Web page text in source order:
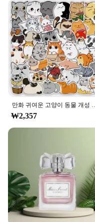
Quantity: Available
stocking up
Performance and
remove, leaving no
Shape and Size:
body parts and
Features:
|Wholesale|Vendors|
**Unleash Your
Unleash your
for anyone looking
their style. These
average temporary
self-expression.
party, need a quick
want to add a
these stickers are
occasion.
만화 귀여운 고양이 동물 개성 그래피티 창의적인
₩2,357